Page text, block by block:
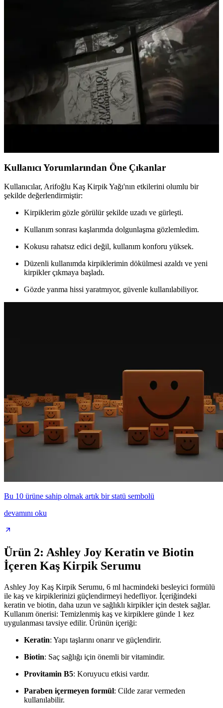
Makyaj ve Saç Kesimiyle Gençleşme: Kakül, Kaş
Şekillendirme ve Hafif Ten Ürünleri
Kakül kesimi, doğal kaş şekillendirme ve hafif ten ürünleri
kullanımı, görünümde gençleşme ve özgüven artışı sağlıyor. Reddit
deneyimi bu değişimin etkisini gözler önüne seriyor.
Makyaj Görünümünü Yeniden Yaratırken Ürün ve
Uygulama Tekniklerinin Önemi
Makyaj görünümünü tam olarak yeniden yaratmak için ürün seçimi
Kullanıcı Yorumlarından Öne Çıkanlar
Kullanıcılar, Arifoğlu Kaş Kirpik Yağı'nın etkilerini olumlu bir
şekilde değerlendirmiştir:
Kirpiklerim gözle görülür şekilde uzadı ve gürleşti.
Kullanım sonrası kaşlarımda dolgunlaşma gözlemledim.
Kokusu rahatsız edici değil, kullanım konforu yüksek.
Düzenli kullanımda kirpiklerimin dökülmesi azaldı ve yeni
kirpikler çıkmaya başladı.
Gözde yanma hissi yaratmıyor, güvenle kullanılabiliyor.
Bu 10 ürüne sahip olmak artık bir statü sembolü
devamını oku
Ürün 2: Ashley Joy Keratin ve Biotin
İçeren Kaş Kirpik Serumu
Ashley Joy Kaş Kirpik Serumu, 6 ml hacmindeki besleyici formülü
ile kaş ve kirpiklerinizi güçlendirmeyi hedefliyor. İçeriğindeki
keratin ve biotin, daha uzun ve sağlıklı kirpikler için destek sağlar.
Kullanım önerisi: Temizlenmiş kaş ve kirpiklere günde 1 kez
uygulanması tavsiye edilir. Ürünün içeriği:
Keratin: Yapı taşlarını onarır ve güçlendirir.
Biotin: Saç sağlığı için önemli bir vitamindir.
Provitamin B5: Koruyucu etkisi vardır.
Paraben içermeyen formül: Cilde zarar vermeden
kullanılabilir.